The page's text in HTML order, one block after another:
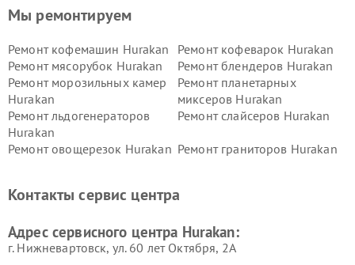
Мы ремонтируем
Ремонт кофемашин Hurakan
Ремонт кофеварок Hurakan
Ремонт мясорубок Hurakan
Ремонт блендеров Hurakan
Ремонт морозильных камер
Hurakan
Ремонт планетарных
миксеров Hurakan
Ремонт льдогенераторов
Hurakan
Ремонт слайсеров Hurakan
Ремонт овощерезок Hurakan Ремонт граниторов Hurakan
Hurakan
Контакты сервис центра
Адрес сервисного центра Hurakan:
г. Нижневартовск, ул. 60 лет Октября, 2А